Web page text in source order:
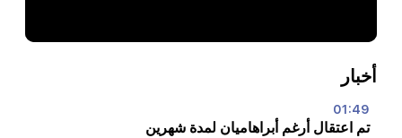
أخبار
01:49
تم اعتقال أرغم أبراهاميان لمدة شهرين